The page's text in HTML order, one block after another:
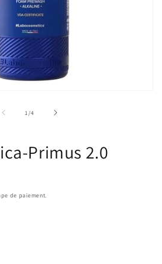
1 /de
4
Primus 2.0
de paiement.